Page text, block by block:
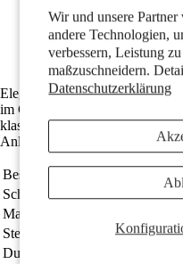
Wir und unsere
andere Technologien,
verbessern, Leistung
maßzuschneidern.
Datenschutzerklärung
Gefertigt aus recyceltem
Der Durchmesser beträgt
Kostenlose Lieferung
Elegante Damen Ohrstecker
im Cabochon-Schliff. Die
klassischen Stil und
Anlass und ein edles
Bestellnummer
Schmuckart
Material
Steine
Durchmesser